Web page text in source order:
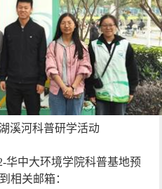
溪河科普研学活动
华中大环境学院科普基地预
相关邮箱：